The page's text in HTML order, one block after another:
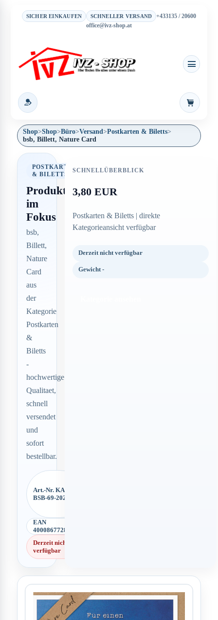
SICHER EINKAUFEN SCHNELLER VERSAND
+433135 / 20600
office@ivz-shop.at
Shop>Shop>Büro>Versand>Postkarten & Biletts>
bsb, Billett, Nature Card
POSTKARTEN
& BILETTS
Produkt
im
Fokus
bsb,
Billett,
Nature
Card
aus
der
Kategorie
Postkarten
&
Biletts
-
hochwertige
Qualitaet,
schnell
versendet
und
sofort
bestellbar.
Art.-Nr. KA-
BSB-69-2023
EAN
4000867728402
Derzeit nicht
verfügbar
SCHNELLÜBERBLICK
3,80 EUR
Postkarten & Biletts | direkte
Kategorieansicht verfügbar
Derzeit nicht verfügbar
Gewicht -